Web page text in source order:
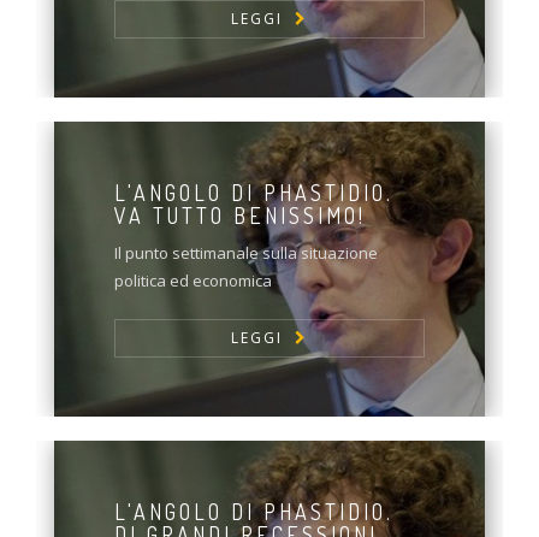
LEGGI
L'ANGOLO DI PHASTIDIO.
VA TUTTO BENISSIMO!
Il punto settimanale sulla situazione
politica ed economica
LEGGI
L'ANGOLO DI PHASTIDIO.